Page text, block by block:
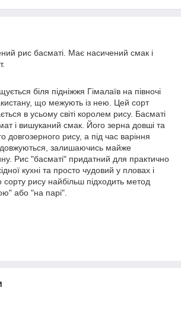
рис басматі. Має насичений смак і
біля підніжжя Гімалаїв на півночі
що межують із нею. Цей сорт
в усьому світі королем рису. Басматі
і вишуканий смак. Його зерна довші та
довгозерного рису, а під час варіння
залишаючись майже
Рис "басматі" придатний для практично
кухні та просто чудовий у пловах і
сорту рису найбільш підходить метод
або "на парі".